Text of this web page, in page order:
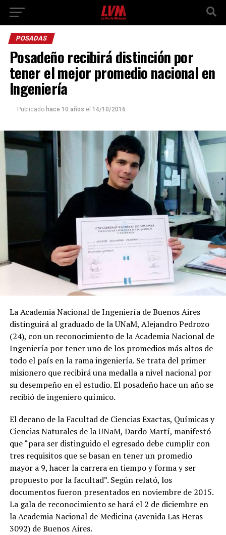
POSADAS
Posadeño recibirá distinción por
tener el mejor promedio nacional en
Ingeniería
Publicado hace 10 años el 14/10/2016
La Academia Nacional de Ingeniería de Buenos Aires
distinguirá al graduado de la UNaM, Alejandro Pedrozo
(24), con un reconocimiento de la Academia Nacional de
Ingeniería por tener uno de los promedios más altos de
todo el país en la rama ingeniería. Se trata del primer
misionero que recibirá una medalla a nivel nacional por
su desempeño en el estudio. El posadeño hace un año se
recibió de ingeniero químico.
El decano de la Facultad de Ciencias Exactas, Químicas y
Ciencias Naturales de la UNaM, Dardo Martí, manifestó
que “para ser distinguido el egresado debe cumplir con
tres requisitos que se basan en tener un promedio
mayor a 9, hacer la carrera en tiempo y forma y ser
propuesto por la facultad”. Según relató, los
documentos fueron presentados en noviembre de 2015.
La gala de reconocimiento se hará el 2 de diciembre en
la Academia Nacional de Medicina (avenida Las Heras
3092) de Buenos Aires.